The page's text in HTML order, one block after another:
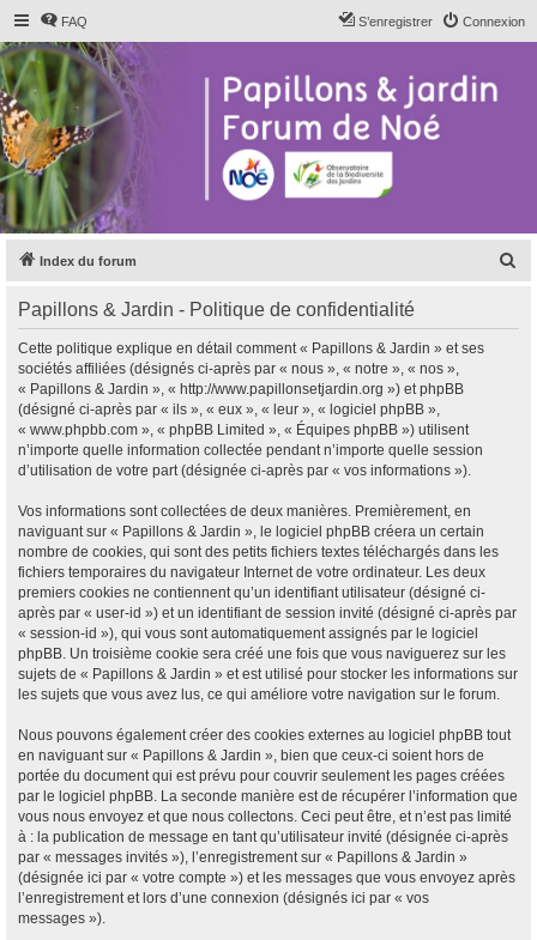
FAQ Connexion
S’enregistrer
Index du forum
Papillons & Jardin - Politique de confidentialité
Cette politique explique en détail comment « Papillons & Jardin » et ses
sociétés affiliées (désignés ci-après par « nous », « notre », « nos »,
« Papillons & Jardin », « http://www.papillonsetjardin.org ») et phpBB
(désigné ci-après par « ils », « eux », « leur », « logiciel phpBB »,
« www.phpbb.com », « phpBB Limited », « Équipes phpBB ») utilisent
n’importe quelle information collectée pendant n’importe quelle session
d’utilisation de votre part (désignée ci-après par « vos informations »).
Vos informations sont collectées de deux manières. Premièrement, en
naviguant sur « Papillons & Jardin », le logiciel phpBB créera un certain
nombre de cookies, qui sont des petits fichiers textes téléchargés dans les
fichiers temporaires du navigateur Internet de votre ordinateur. Les deux
premiers cookies ne contiennent qu’un identifiant utilisateur (désigné ci-
après par « user-id ») et un identifiant de session invité (désigné ci-après par
« session-id »), qui vous sont automatiquement assignés par le logiciel
phpBB. Un troisième cookie sera créé une fois que vous naviguerez sur les
sujets de « Papillons & Jardin » et est utilisé pour stocker les informations sur
les sujets que vous avez lus, ce qui améliore votre navigation sur le forum.
Nous pouvons également créer des cookies externes au logiciel phpBB tout
en naviguant sur « Papillons & Jardin », bien que ceux-ci soient hors de
portée du document qui est prévu pour couvrir seulement les pages créées
par le logiciel phpBB. La seconde manière est de récupérer l’information que
vous nous envoyez et que nous collectons. Ceci peut être, et n’est pas limité
à : la publication de message en tant qu’utilisateur invité (désignée ci-après
par « messages invités »), l’enregistrement sur « Papillons & Jardin »
(désignée ici par « votre compte ») et les messages que vous envoyez après
l’enregistrement et lors d’une connexion (désignés ici par « vos
messages »).